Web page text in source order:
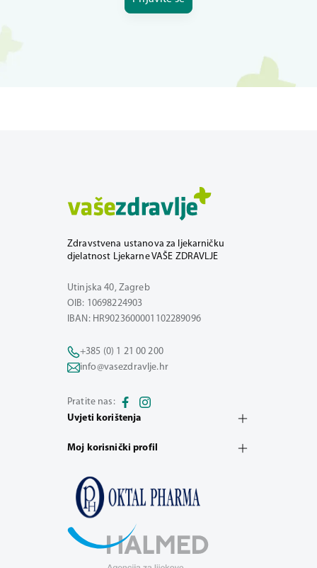
Zdravstvena ustanova za ljekarničku
djelatnost Ljekarne VAŠE ZDRAVLJE
Utinjska 40, Zagreb
OIB: 10698224903
IBAN: HR9023600001102289096
+385 (0) 1 21 00 200
info@vasezdravlje.hr
Pratite nas:
Uvjeti korištenja
Moj korisnički profil